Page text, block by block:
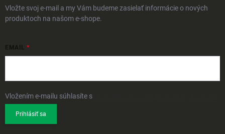
Vložte svoj e-mail a my Vám budeme zasielať informácie o nových
produktoch na našom e-shope.
EMAIL
Vložením e-mailu súhlasíte s
Prihlásiť sa